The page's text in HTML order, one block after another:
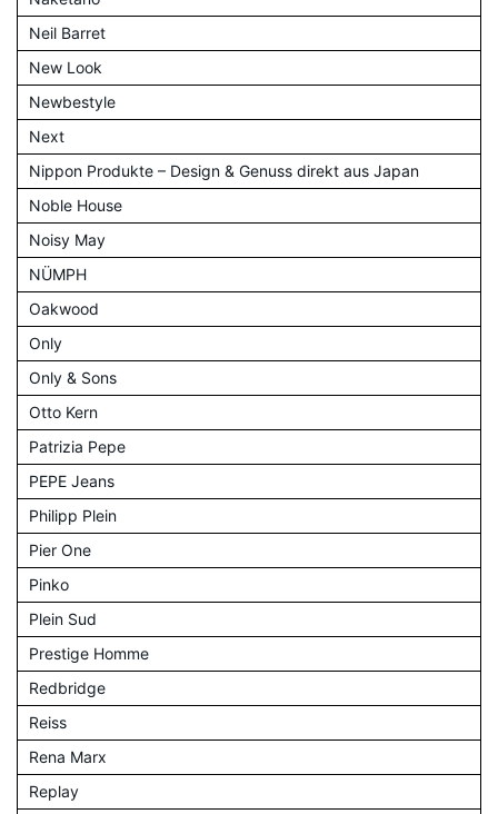
Neil Barret
New Look
Newbestyle
Next
Nippon Produkte – Design & Genuss direkt aus Japan
Noble House
Noisy May
NÜMPH
Oakwood
Only
Only & Sons
Otto Kern
Patrizia Pepe
PEPE Jeans
Philipp Plein
Pier One
Pinko
Plein Sud
Prestige Homme
Redbridge
Reiss
Rena Marx
Replay